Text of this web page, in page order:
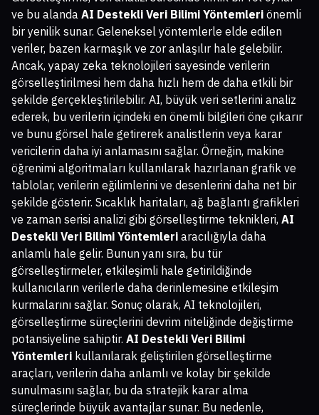
ve bu alanda AI Destekli Veri Bilimi Yöntemleri önemli
bir yenilik sunar. Geleneksel yöntemlerle elde edilen
veriler, bazen karmaşık ve zor anlaşılır hale gelebilir.
Ancak, yapay zeka teknolojileri sayesinde verilerin
görselleştirilmesi hem daha hızlı hem de daha etkili bir
şekilde gerçekleştirilebilir. AI, büyük veri setlerini analiz
ederek, bu verilerin içindeki en önemli bilgileri öne çıkarır
ve bunu görsel hale getirerek analistlerin veya karar
vericilerin daha iyi anlamasını sağlar. Örneğin, makine
öğrenimi algoritmaları kullanılarak hazırlanan grafik ve
tablolar, verilerin eğilimlerini ve desenlerini daha net bir
şekilde gösterir. Sıcaklık haritaları, ağ bağlantı grafikleri
ve zaman serisi analizi gibi görselleştirme teknikleri, AI
Destekli Veri Bilimi Yöntemleri aracılığıyla daha
anlamlı hale gelir. Bunun yanı sıra, bu tür
görselleştirmeler, etkileşimli hale getirildiğinde
kullanıcıların verilerle daha derinlemesine etkileşim
kurmalarını sağlar. Sonuç olarak, AI teknolojileri,
görselleştirme süreçlerini devrim niteliğinde değiştirme
potansiyeline sahiptir. AI Destekli Veri Bilimi
Yöntemleri kullanılarak geliştirilen görselleştirme
araçları, verilerin daha anlamlı ve kolay bir şekilde
sunulmasını sağlar, bu da stratejik karar alma
süreçlerinde büyük avantajlar sunar. Bu nedenle,